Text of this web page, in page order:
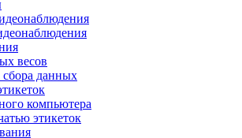
весов
сбора данных
компьютера
этикеток